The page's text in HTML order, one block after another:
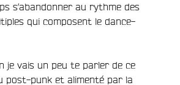
s’abandonner au rythme des
qui composent le dance-
je vais un peu te parler de ce
post-punk et alimenté par la